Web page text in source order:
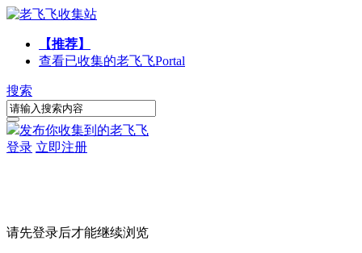
【推荐】
查看已收集的老飞飞Portal
搜索
发布你收集到的老飞飞
登录 立即注册
请先登录后才能继续浏览